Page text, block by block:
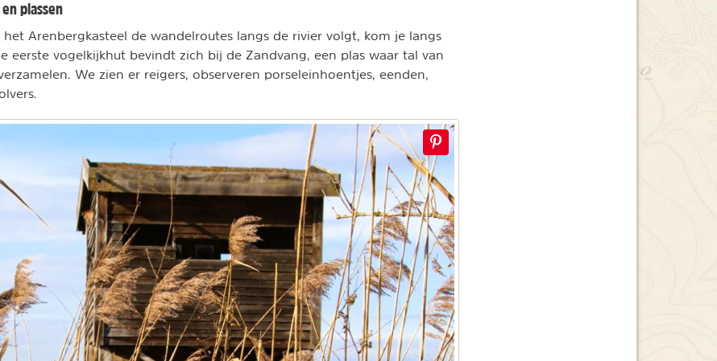
plassen
Arenbergkasteel de wandelroutes langs de rivier volgt, kom je langs
eerste vogelkijkhut bevindt zich bij de Zandvang, een plas waar tal van
We zien er reigers, observeren porseleinhoentjes, eenden,